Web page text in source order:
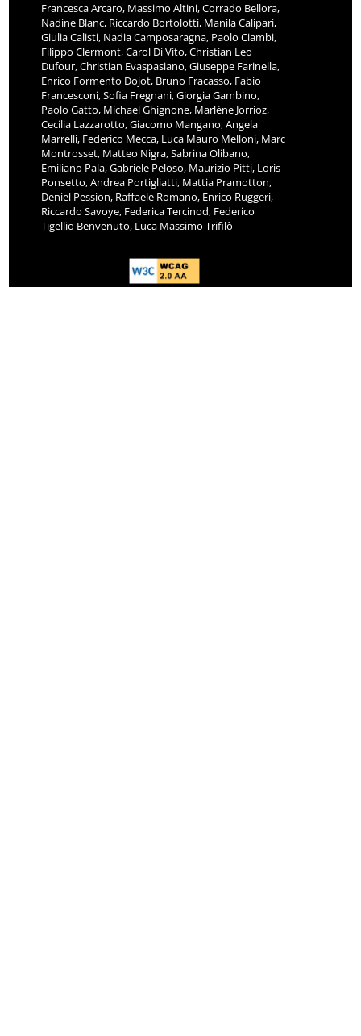
Francesca Arcaro, Massimo Altini, Corrado Bellora,
Nadine Blanc, Riccardo Bortolotti, Manila Calipari,
Giulia Calisti, Nadia Camposaragna, Paolo Ciambi,
Filippo Clermont, Carol Di Vito, Christian Leo
Dufour, Christian Evaspasiano, Giuseppe Farinella,
Enrico Formento Dojot, Bruno Fracasso, Fabio
Francesconi, Sofia Fregnani, Giorgia Gambino,
Paolo Gatto, Michael Ghignone, Marlène Jorrioz,
Cecilia Lazzarotto, Giacomo Mangano, Angela
Marrelli, Federico Mecca, Luca Mauro Melloni, Marc
Montrosset, Matteo Nigra, Sabrina Olibano,
Emiliano Pala, Gabriele Peloso, Maurizio Pitti, Loris
Ponsetto, Andrea Portigliatti, Mattia Pramotton,
Deniel Pession, Raffaele Romano, Enrico Ruggeri,
Riccardo Savoye, Federica Tercinod, Federico
Tigellio Benvenuto, Luca Massimo Trifilò